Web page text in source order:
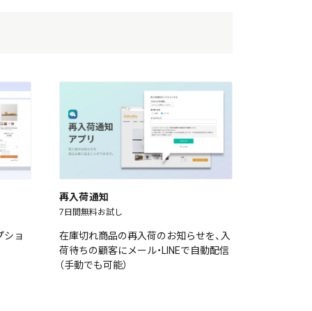
ショ
再入荷通知
7日間無料お試し
在庫切れ商品の再入荷のお知らせを、入
荷待ちの顧客にメール・LINEで自動配信
（手動でも可能）